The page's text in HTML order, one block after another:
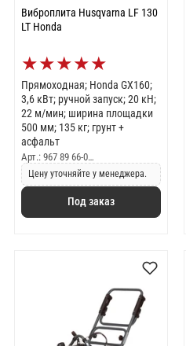
Виброплита Husqvarna LF 130
LT Honda
★★★★★
Прямоходная; Honda GX160;
3,6 кВт; ручной запуск; 20 кН;
22 м/мин; ширина площадки
500 мм; 135 кг; грунт +
асфальт
Арт.: 967 89 66-0…
Цену уточняйте у менеджера.
Под заказ